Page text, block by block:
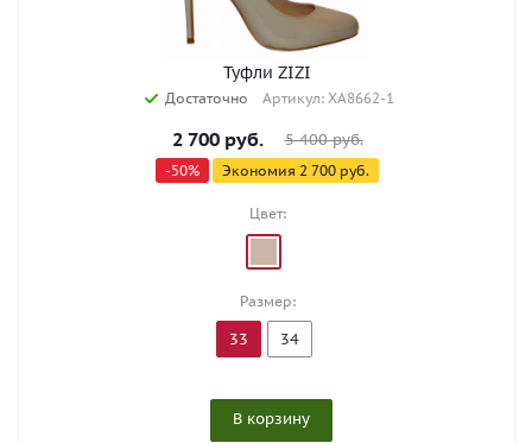
Туфли ZIZI
Достаточно Артикул: XA8662-1
2 700руб. 5 400руб.
-50% Экономия 2 700 руб.
Цвет:
Размер:
33 34
В корзину